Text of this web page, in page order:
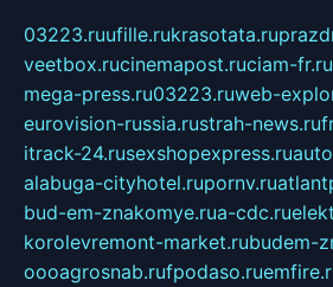
03223.ruufille.rukrasotata.ru
veetbox.rucinemapost.ruciam-fr.ru
mega-press.ru03223.ruweb-
eurovision-russia.rustrah-news.ru
itrack-24.rusexshopexpress.ru
alabuga-cityhotel.rupornv.ru
bud-em-znakomye.rua-cdc.ru
korolevremont-market.rubudem-
oooagrosnab.rufpodaso.ru